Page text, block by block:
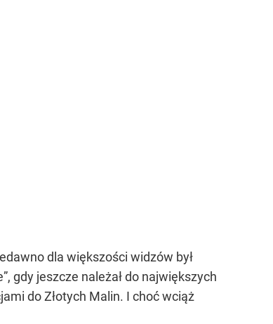
dla większości widzów był
gdy jeszcze należał do największych
do Złotych Malin. I choć wciąż